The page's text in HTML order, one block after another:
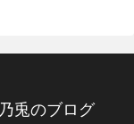
兎のブログ